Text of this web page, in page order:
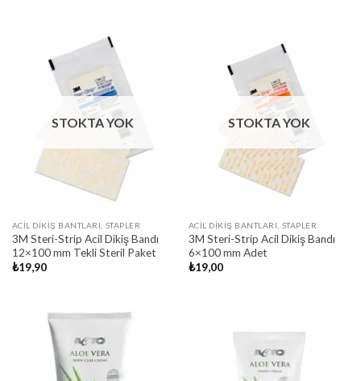
STOKTA YOK
ACIL DIKIŞ BANTLARI, STAPLER
3M Steri-Strip Acil Dikiş Bandı
12×100 mm Tekli Steril Paket
₺19,90
STOKTA YOK
ACIL DIKIŞ BANTLARI, STAPLER
3M Steri-Strip Acil Dikiş Bandı
6×100 mm Adet
₺19,00